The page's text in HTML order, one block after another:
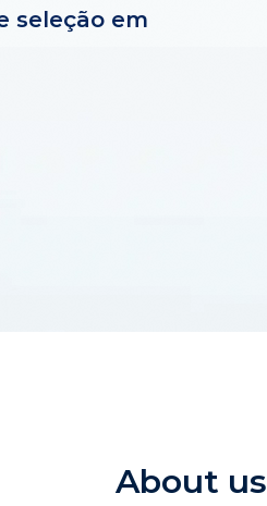
seleção em
About us